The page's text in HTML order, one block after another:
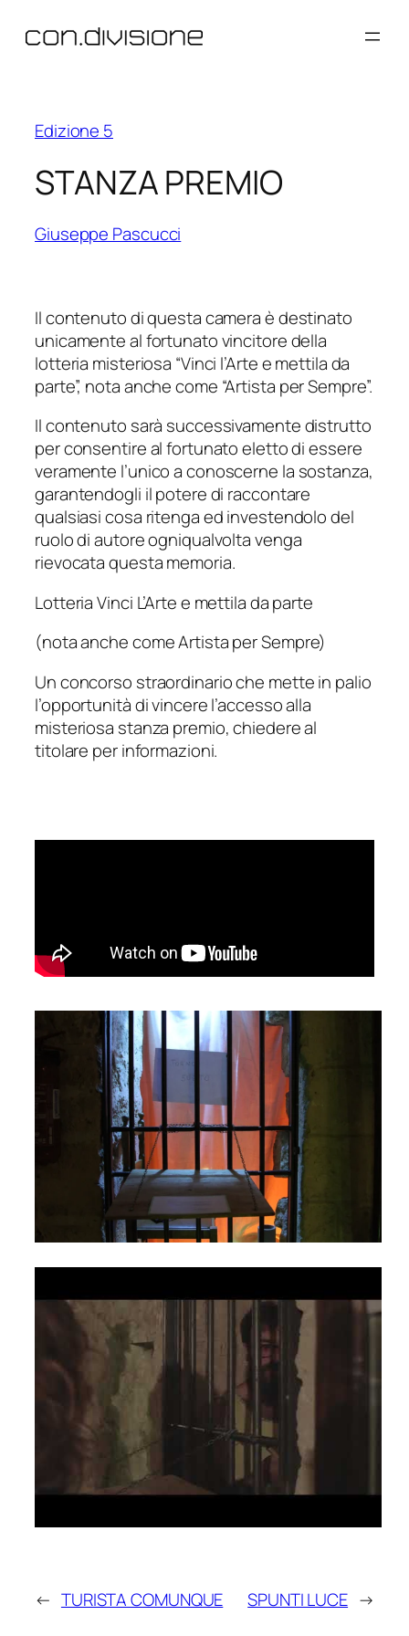
Edizione 5
STANZA PREMIO
Giuseppe Pascucci
Il contenuto di questa camera è destinato
unicamente al fortunato vincitore della
lotteria misteriosa “Vinci l’Arte e mettila da
parte”, nota anche come “Artista per Sempre”.
Il contenuto sarà successivamente distrutto
per consentire al fortunato eletto di essere
veramente l’unico a conoscerne la sostanza,
garantendogli il potere di raccontare
qualsiasi cosa ritenga ed investendolo del
ruolo di autore ogniqualvolta venga
rievocata questa memoria.
Lotteria Vinci L’Arte e mettila da parte
(nota anche come Artista per Sempre)
Un concorso straordinario che mette in palio
l’opportunità di vincere l’accesso alla
misteriosa stanza premio, chiedere al
titolare per informazioni.
← TURISTA COMUNQUE SPUNTI LUCE →